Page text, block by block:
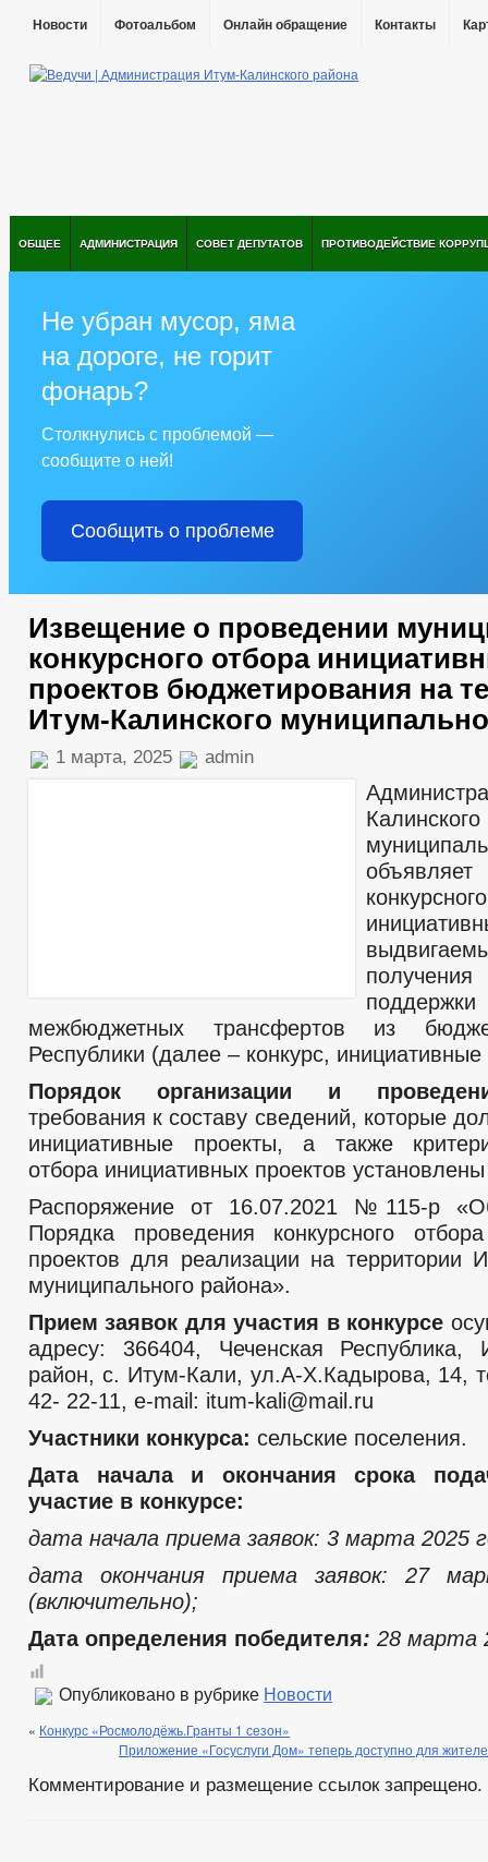
Новости Фотоальбом Онлайн обращение Контакты
ОБЩЕЕ АДМИНИСТРАЦИЯ СОВЕТ ДЕПУТАТОВ ПРОТИВОДЕЙСТВИЕ
Не убран мусор, яма
на дороге, не горит
фонарь?
Столкнулись с проблемой —
сообщите о ней!
Сообщить о проблеме
Извещение о проведении
конкурсного отбора
проектов бюджетирования на
Итум-Калинского
1 марта, 2025 admin
Калинского
межбюджетных трансфертов из
Республики (далее – конкурс,
Порядок организации и
требования к составу сведений, которые
инициативные проекты, а также
отбора инициативных проектов установлены
Распоряжение от 16.07.2021 №115-р
Порядка проведения конкурсного
проектов для реализации на территории
муниципального района».
Прием заявок для участия в конкурсе
адресу: 366404, Чеченская Республика,
район, с. Итум-Кали, ул.А-Х.Кадырова, 14,
42- 22-11, e-mail: itum-kali@mail.ru
Участники конкурса: сельские поселения.
Дата начала и окончания срока
участие в конкурсе:
дата начала приема заявок: 3 марта 2025
дата окончания приема заявок: 27
(включительно);
Дата определения победителя: 28 марта
Опубликовано в рубрике Новости
« Конкурс «Росмолодёжь.Гранты 1 сезон»
Приложение «Госуслуги Дом» теперь доступно для
Комментирование и размещение ссылок запрещено.